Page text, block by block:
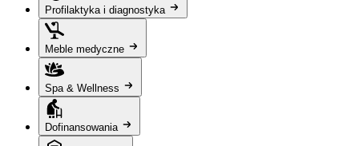
Profilaktyka i diagnostyka
Meble medyczne
Spa & Wellness
Dofinansowania